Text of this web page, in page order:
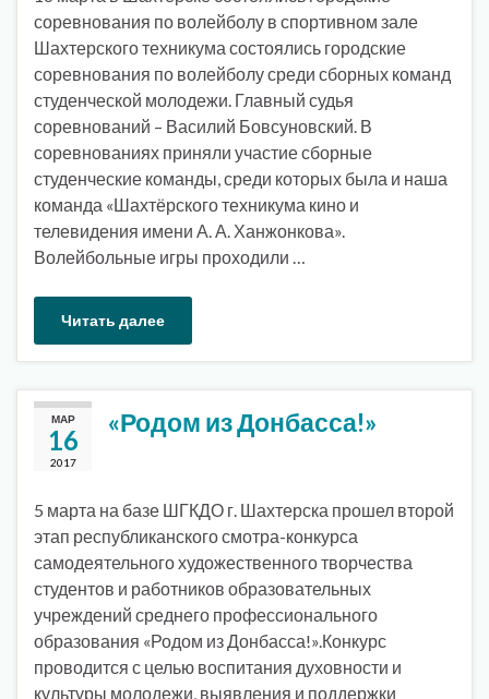
соревнования по волейболу в спортивном зале
Шахтерского техникума состоялись городские
соревнования по волейболу среди сборных команд
студенческой молодежи. Главный судья
соревнований – Василий Бовсуновский. В
соревнованиях приняли участие сборные
студенческие команды, среди которых была и наша
команда «Шахтёрского техникума кино и
телевидения имени А. А. Ханжонкова».
Волейбольные игры проходили …
Читать далее
МАР
16
2017
«Родом из Донбасса!»
5 марта на базе ШГКДО г. Шахтерска прошел второй
этап республиканского смотра-конкурса
самодеятельного художественного творчества
студентов и работников образовательных
учреждений среднего профессионального
образования «Родом из Донбасса!».Конкурс
проводится с целью воспитания духовности и
культуры молодежи, выявления и поддержки